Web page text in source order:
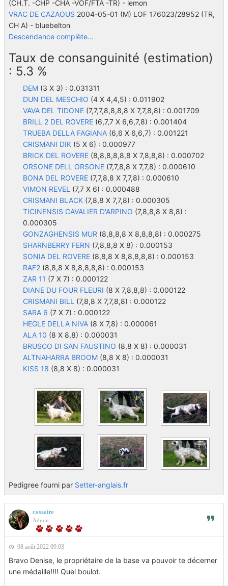
(CH.T. -CHP -CHA -VOF/FTA -TR) - lemon
VRAC DE CAZAOUS 2004-05-01 (M) LOF 176023/28952 (TR,
CH A) - bluebelton
Descendance complète...
Taux de consanguinité (estimation)
: 5.3 %
DEM (3 X 3) : 0.031311
DUN DEL MESCHIO (4 X 4,4,5) : 0.011902
VAVA DEL TIDONE (7,7,7,8,8,8,8 X 7,7,8,8) : 0.001709
BRILL 2 DEL ROVERE (6,7,7 X 6,6,7,8) : 0.001404
TRUEBA DELLA FAGIANA (6,6 X 6,6,7) : 0.001221
CRISMANI DIK (5 X 6) : 0.000977
BRICK DEL ROVERE (8,8,8,8,8,8 X 7,8,8,8) : 0.000702
ORSONE DELL ORSONE (7,7,8,8 X 7,7,8) : 0.000610
BONA DEL ROVERE (7,7,8,8 X 7,7,8) : 0.000610
VIMON REVEL (7,7 X 6) : 0.000488
CRISMANI BLACK (7,8,8 X 7,7,8) : 0.000305
TICINENSIS CAVALIER D'ARPINO (7,8,8,8 X 8,8) :
0.000305
GONZAGHENSIS MUR (8,8,8,8 X 8,8,8,8) : 0.000275
SHARNBERRY FERN (7,8,8,8 X 8) : 0.000153
SONIA DEL ROVERE (8,8,8 X 8,8,8,8,8) : 0.000153
RAF2 (8,8,8 X 8,8,8,8,8) : 0.000153
ZAR 11 (7 X 7) : 0.000122
DIANE DU FOUR FLEURI (8 X 7,8,8,8) : 0.000122
CRISMANI BILL (7,8,8 X 7,7,8,8) : 0.000122
SARA 6 (7 X 7) : 0.000122
HEGLE DELLA NIVA (8 X 7,8) : 0.000061
ALA 10 (8 X 8,8) : 0.000031
BRUSCO DI SAN FAUSTINO (8,8 X 8) : 0.000031
ALTNAHARRA BROOM (8,8 X 8) : 0.000031
KISS 18 (8,8 X 8) : 0.000031
Pedigree fourni par Setter-anglais.fr
cassaire
Admin
08 août 2022 09:03
Bravo Denise, le propriétaire de la base va pouvoir te décerner
une médaille!!!! Quel boulot.